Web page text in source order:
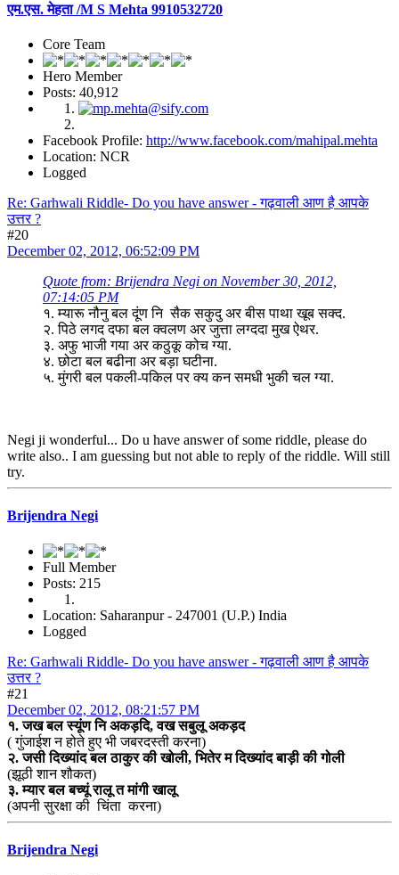
एम.एस. मेहता /M S Mehta 9910532720
Core Team
Hero Member
Posts: 40,912
Facebook Profile: http://www.facebook.com/mahipal.mehta
Location: NCR
Logged
Re: Garhwali Riddle- Do you have answer - गढ़वाली आण है आपके
उत्तर ?
#20
December 02, 2012, 06:52:09 PM
Quote from: Brijendra Negi on November 30, 2012,
07:14:05 PM
१. म्यारू नौनु बल दूंण नि सैक सकुदु अर बीस पाथा खूब सक्द.
२. पिठे लगद दफा बल क्वलण अर जुत्ता लग्ददा मुख ऐथर.
३. अफु भाजी गया अर कठुकू कोच ग्या.
४. छोटा बल बढीना अर बड़ा घटीना.
५. मुंगरी बल पकली-पकिल पर क्य कन समधी भुकी चल ग्या.
Negi ji wonderful... Do u have answer of some riddle, please do
write also.. I am guessing but not able to reply of the riddle. Will still
try.
Brijendra Negi
Full Member
Posts: 215
Location: Saharanpur - 247001 (U.P.) India
Logged
Re: Garhwali Riddle- Do you have answer - गढ़वाली आण है आपके
उत्तर ?
#21
December 02, 2012, 08:21:57 PM
१. जख बल स्यूंण नि अकड़दि, वख सबुलू अकड़द
( गुंजाईश न होते हुए भी जबरदस्ती करना)
२. जसी दिख्यांद बल ठाकुर की खोली, भितेर म दिख्यांद बाड़ी की गोली
(झूठी शान शौकत)
३. म्यार बल बच्यूं रालू त मांगी खालू
(अपनी सुरक्षा की चिंता करना)
Brijendra Negi